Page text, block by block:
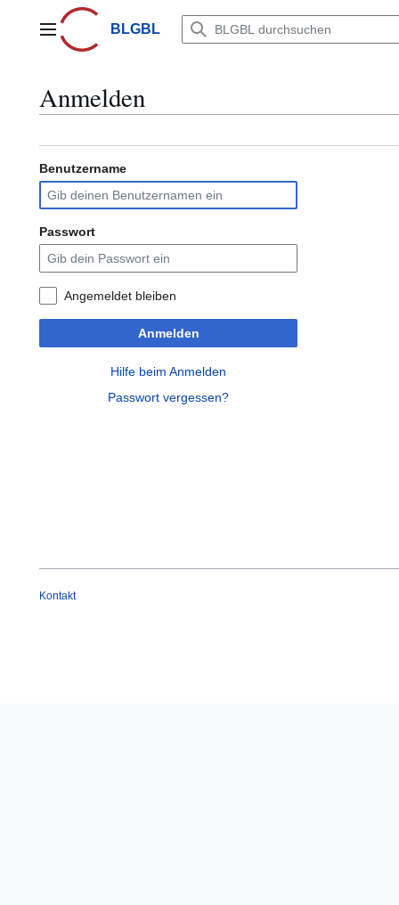
springenHauptmenüBLGBL
Anmelden
Benutzername
Passwort
Angemeldet bleiben
Anmelden
Hilfe beim Anmelden
Passwort vergessen?
Kontakt